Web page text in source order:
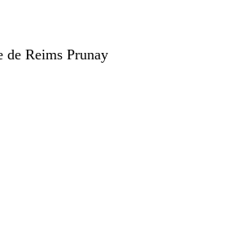
Reims Prunay